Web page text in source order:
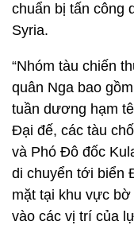
chuẩn bị tấn công
Syria.
“Nhóm tàu chiến
quân Nga bao
tuần dương hạm
Đại đế, các tàu
và Phó Đô đốc
di chuyển tới biển
mặt tại khu vực
vào các vị trí của